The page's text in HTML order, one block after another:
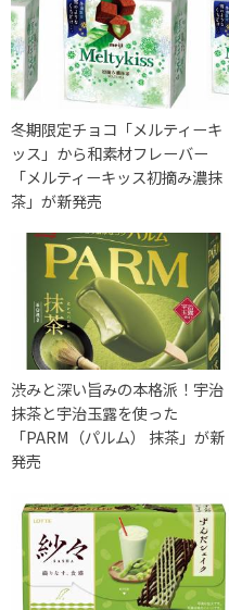
冬期限定チョコ「メルティーキ
ッス」から和素材フレーバー
「メルティーキッス初摘み濃抹
茶」が新発売
渋みと深い旨みの本格派！宇治
抹茶と宇治玉露を使った
「PARM（パルム） 抹茶」が新
発売